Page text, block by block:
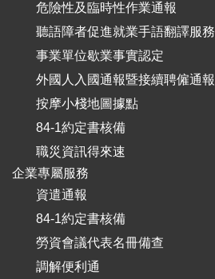
危險性及臨時性作業通報
聽語障者促進就業手語翻譯服務
事業單位歇業事實認定
外國人入國通報暨接續聘僱通報
按摩小棧地圖據點
84-1約定書核備
職災資訊得來速
企業專屬服務
資遣通報
84-1約定書核備
勞資會議代表名冊備查
調解便利通